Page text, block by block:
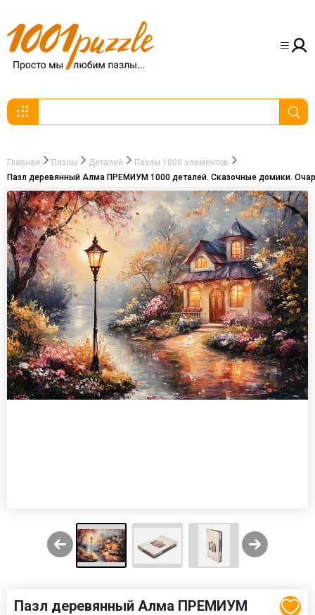
Главная Пазлы Деталей
Пазлы 1000 элементов
Пазл деревянный Алма ПРЕМИУМ 1000 деталей. Сказочные домики.
Пазл деревянный Алма ПРЕМИУМ